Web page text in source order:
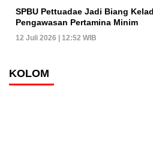
SPBU Pettuadae Jadi Biang
Pengawasan Pertamina Minim
12 Juli 2026 | 12:52 WIB
KOLOM